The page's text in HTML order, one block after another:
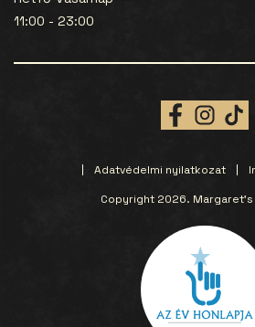
11:00 - 23:00
Adatvédelmi nyilatkozat
Copyright 2026.